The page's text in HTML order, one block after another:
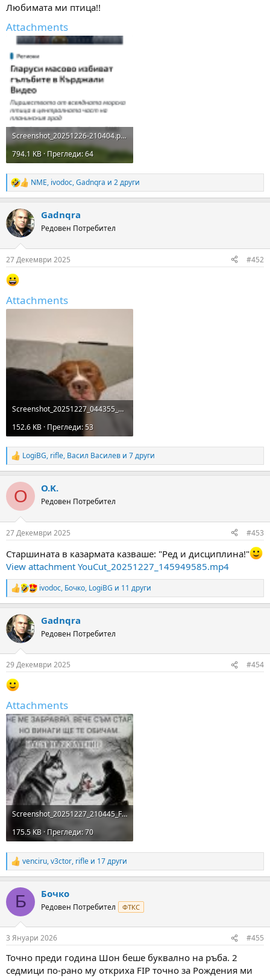
Любимата ми птица!!
Attachments
Screenshot_20251226-210404.png
794.1 KB · Прегледи: 64
R
e
c
t
i
s
:
NME, ivodoc,Gadnqra и 2 други
Gadnqra
Редовен Потребител
27 Декември 2025 #452
Attachments
Screenshot_20251227_044355_Gallery.jpg
152.6 KB · Прегледи: 53
R
e
c
i
s
LogiBG, rifle, Васил Василев и 7 други
O O.K.
Редовен Потребител
27 Декември 2025 #453
Старшината в казармата казваше: "Ред и дисциплина!"
View attachment YouCut_20251227_145949585.mp4
R
e
c
t
i
s
:
ivodoc, Бочко, LogiBG и 11 други
Gadnqra
Редовен Потребител
29 Декември 2025 #454
Attachments
Screenshot_20251227_210445_Facebook.jpg
175.5 KB · Прегледи: 70
R
e
c
i
s
venciru,v3ctor, rifle и 17 други
Б Бочко
Редовен Потребител ФТКС
3 Януари 2026 #455
Точно преди година Шон беше буквално на ръба. 2
седмици по-рано му откриха FIP точно за Рождения ми